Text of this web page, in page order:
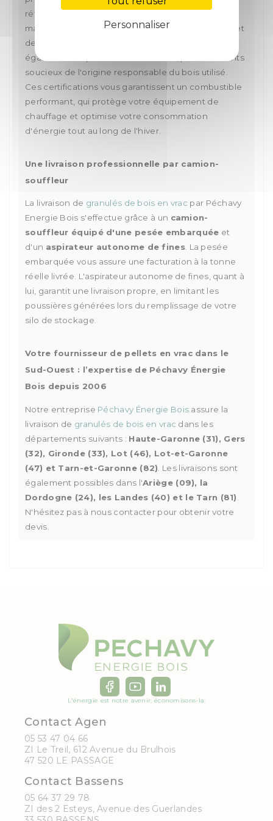
Personnaliser
référentiels européens les plus exigeants en
matière de pouvoir calorifique, de taux d'humidité et
de teneur en cendres. La certification
également disponible sur demande, pour les clients
soucieux de l'origine responsable du bois utilisé.
Ces certifications vous garantissent un combustible
performant, qui protège votre équipement de
chauffage et optimise votre consommation
d'énergie tout au long de l'hiver.
Une livraison professionnelle par camion-
souffleur
La livraison de granulés de bois en vrac par Péchavy
Energie Bois s'effectue grâce à un camion-
souffleur équipé d'une pesée embarquée et
d'un aspirateur autonome de fines. La pesée
embarquée vous assure une facturation à la tonne
réelle livrée. L'aspirateur autonome de fines, quant à
lui, garantit une livraison propre, en limitant les
poussières générées lors du remplissage de votre
silo de stockage.
Votre fournisseur de pellets en vrac dans le
Sud-Ouest : l’expertise de Péchavy Énergie
Bois depuis 2006
Notre entreprise Péchavy Énergie Bois assure la
livraison de granulés de bois en vrac dans les
départements suivants : Haute-Garonne (31), Gers
(32), Gironde (33), Lot (46), Lot-et-Garonne
(47) et Tarn-et-Garonne (82) . Les livraisons sont
également possibles dans l'Ariège (09), la
Dordogne (24), les Landes (40) et le Tarn (81)
N'hésitez pas à nous contacter pour obtenir votre
devis.
L'énergie est notre avenir, économisons-la.
Contact Agen
05 53 47 04 66
ZI Le Treil, 612 Avenue du Brulhois
47 520 LE PASSAGE
Contact Bassens
05 64 37 29 78
ZI des 2 Esteys, Avenue des Guerlandes